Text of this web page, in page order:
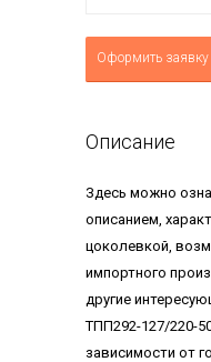
Оформить заявку
Описание
Здесь можно
описанием,
цоколевкой,
импортного
другие
ТПП292-127/220-
зависимости от